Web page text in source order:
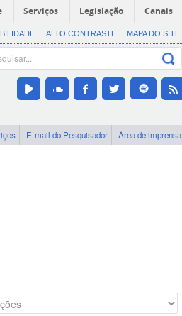
Serviços Legislação Canais
ALTO CONTRASTE MAPA DO SITE
E-mail do Pesquisador Área de imprensa